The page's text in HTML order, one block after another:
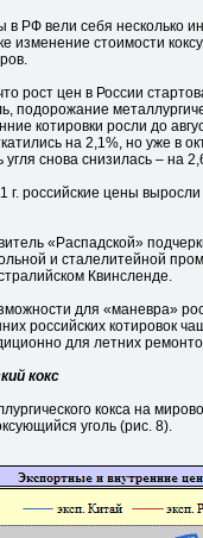
в РФ вели себя несколько
изменение стоимости
рост цен в России
подорожание
котировки росли до
на 2,1%, но уже в
угля снова снизилась – на
г. российские цены
«Распадской»
и сталелитейной
Квинсленде.
для «маневра»
российских котировок
для летних
кокс
кокса на
уголь (рис. 8).